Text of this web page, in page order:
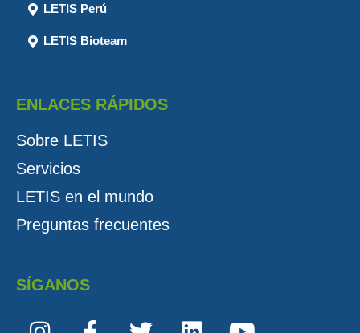
LETIS Perú
LETIS Bioteam
ENLACES RÁPIDOS
Sobre LETIS
Servicios
LETIS en el mundo
Preguntas frecuentes
SÍGANOS